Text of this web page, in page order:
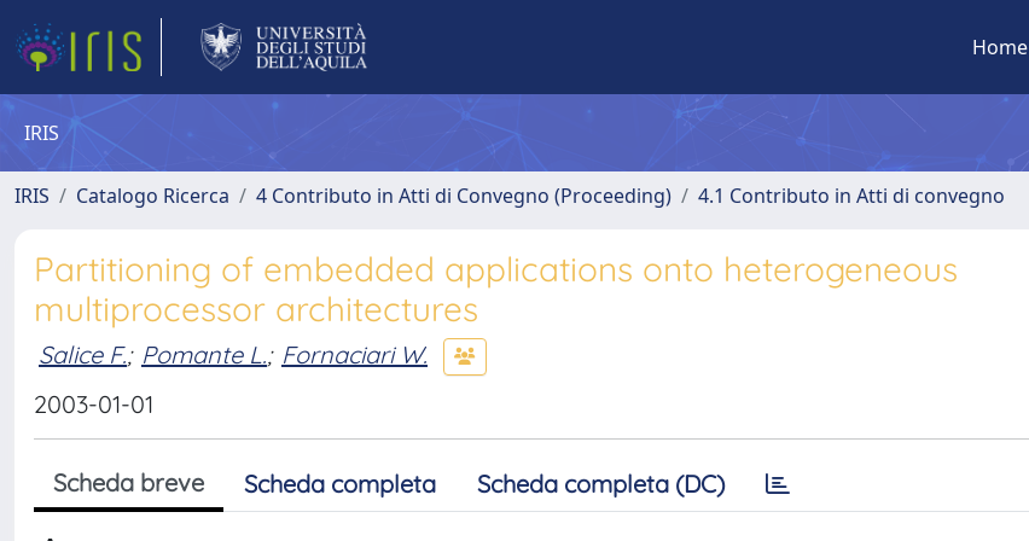
Home
IRIS
IRIS Catalogo Ricerca 4 Contributo in Atti di Convegno (Proceeding) 4.1 Contributo in Atti di convegno
Partitioning of embedded applications onto heterogeneous
multiprocessor architectures
Salice F.; Pomante L.; Fornaciari W.
2003-01-01
Scheda breve Scheda completa Scheda completa (DC)